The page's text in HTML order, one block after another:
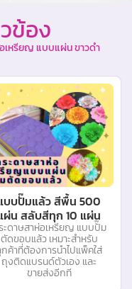
ข้อง
เหรียญ แบบแผ่น ขาวดำ
บบปั๊มแล้ว สีพื้น 500
ผ่น สลับสีทุก 10 แผ่น
ะดาษสาห่อเหรียญ แบบปั๊ม
ตัดขอบแล้ว เหมาะสำหรับ
ค้าที่ต้องการนำไปแพ็คใส่
ถุงติดแบรนด์ตัวเอง และ
ขายส่งอีกที